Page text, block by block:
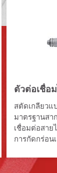
ตัวต่อเชื่อ
สตัดเกลียวแ
มาตรฐานสา
เชื่อมต่อสา
การกัดกร่อน